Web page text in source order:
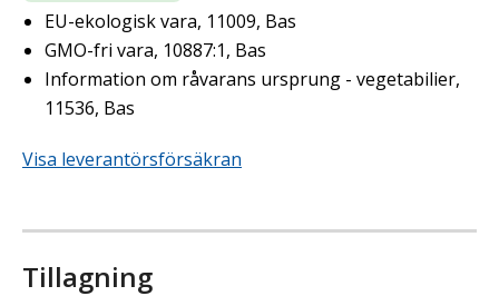
EU-ekologisk vara, 11009, Bas
GMO-fri vara, 10887:1, Bas
Information om råvarans ursprung - vegetabilier,
11536, Bas
Visa leverantörsförsäkran
Tillagning